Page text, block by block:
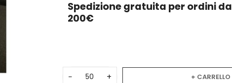
Spedizione gratuita per ordini da
200€
− + + CARRELLO